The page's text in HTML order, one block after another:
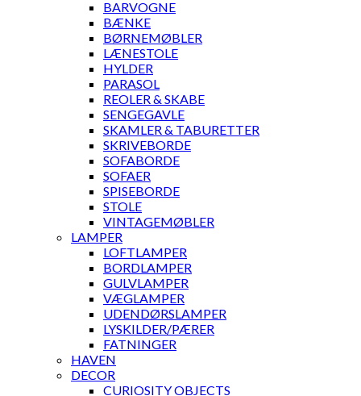
BARVOGNE
BÆNKE
BØRNEMØBLER
LÆNESTOLE
HYLDER
PARASOL
REOLER & SKABE
SENGEGAVLE
SKAMLER & TABURETTER
SKRIVEBORDE
SOFABORDE
SOFAER
SPISEBORDE
STOLE
VINTAGEMØBLER
LAMPER
LOFTLAMPER
BORDLAMPER
GULVLAMPER
VÆGLAMPER
UDENDØRSLAMPER
LYSKILDER/PÆRER
FATNINGER
HAVEN
DECOR
CURIOSITY OBJECTS